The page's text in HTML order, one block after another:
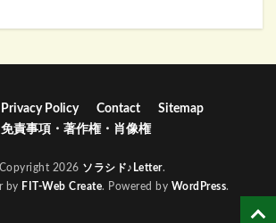
Privacy Policy Contact
Sitemap
免責事項・著作権・肖像権
2026 ソラシド♪Letter.
by FIT-Web Create. Powered by WordPress.